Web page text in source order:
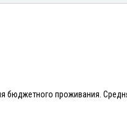
бюджетного проживания.